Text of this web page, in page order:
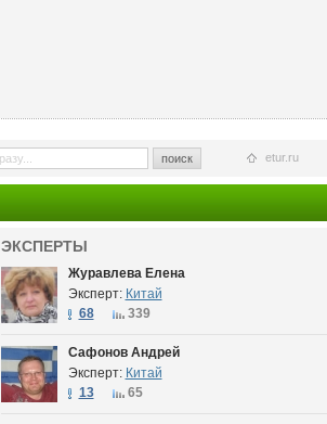
поиск etur.ru
ЭКСПЕРТЫ
Журавлева Елена
Эксперт: Китай
68
339
Сафонов Андрей
Эксперт: Китай
13
65